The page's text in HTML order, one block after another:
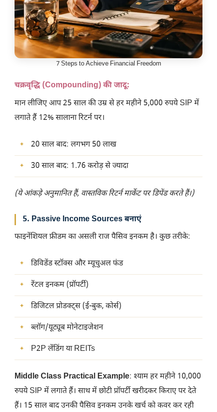
7 Steps to Achieve Financial Freedom
चक्रवृद्धि (Compounding) की जादू:
मान लीजिए आप 25 साल की उम्र से हर महीने 5,000 रुपये SIP में
लगाते हैं 12% सालाना रिटर्न पर।
20 साल बाद: लगभग 50 लाख
30 साल बाद: 1.76 करोड़ से ज्यादा
(ये आंकड़े अनुमानित हैं, वास्तविक रिटर्न मार्केट पर डिपेंड करते हैं।)
5. Passive Income Sources बनाएं
फाइनेंशियल फ्रीडम का असली राज पैसिव इनकम है। कुछ तरीके:
डिविडेंड स्टॉक्स और म्यूचुअल फंड
रेंटल इनकम (प्रॉपर्टी)
डिजिटल प्रोडक्ट्स (ई-बुक, कोर्स)
ब्लॉग/यूट्यूब मोनेटाइजेशन
P2P लेंडिंग या REITs
Middle Class Practical Example: श्याम हर महीने 10,000
रुपये SIP में लगाते हैं। साथ में छोटी प्रॉपर्टी खरीदकर किराए पर देते
हैं। 15 साल बाद उनकी पैसिव इनकम उनके खर्च को कवर कर रही